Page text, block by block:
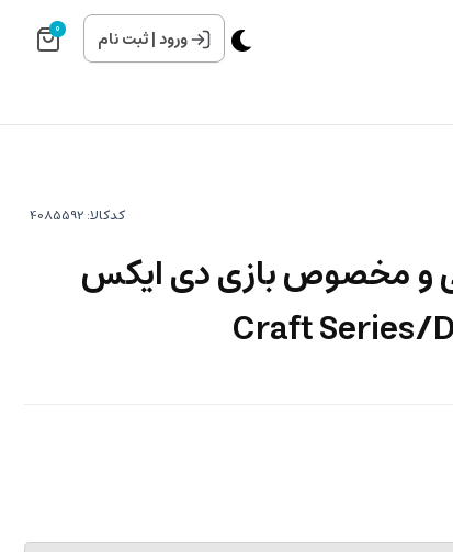
ورود|ثبت نام 0
کدکالا:
و مخصوص بازی دی ایکس